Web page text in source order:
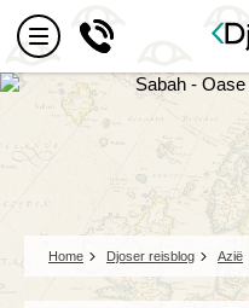
Home Djoser reisblog Azië